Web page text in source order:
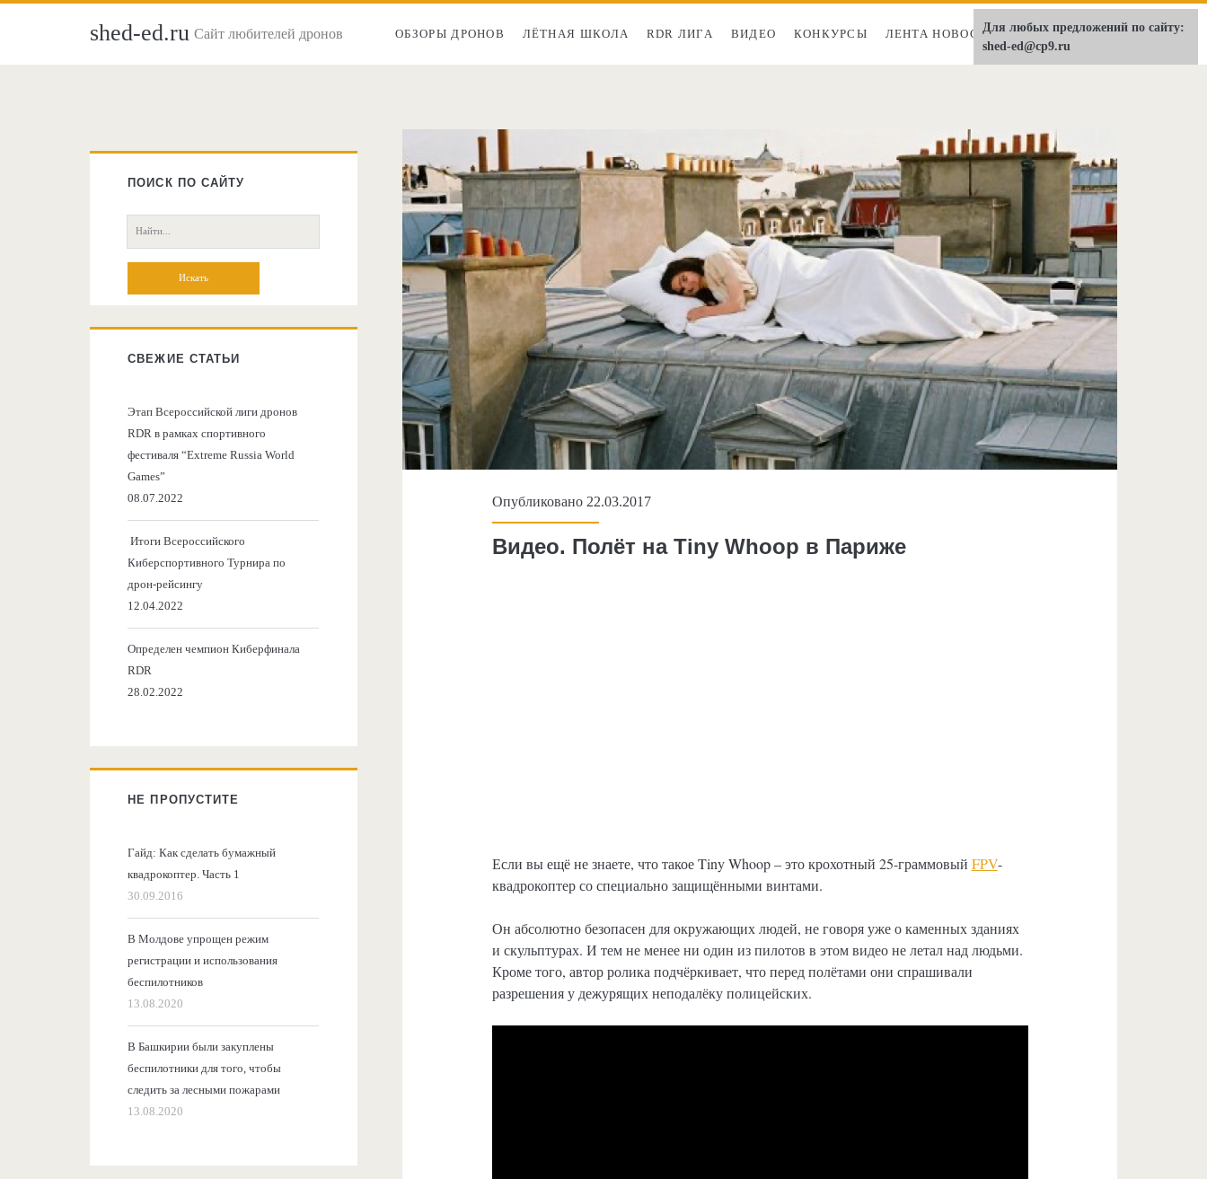
shed-ed.ru Сайт любителей дронов ОБЗОРЫ ДРОНОВ ЛЁТНАЯ ШКОЛА RDR ЛИГА ВИДЕО КОНКУРСЫ ЛЕНТА НОВОСТЕЙ О НАС
Опубликовано 22.03.2017
Видео. Полёт на Tiny Whoop в Париже
Если вы ещё не знаете, что такое Tiny Whoop – это крохотный 25-граммовый FPV-
квадрокоптер со специально защищёнными винтами.
Он абсолютно безопасен для окружающих людей, не говоря уже о каменных зданиях
и скульптурах. И тем не менее ни один из пилотов в этом видео не летал над людьми.
Кроме того, автор ролика подчёркивает, что перед полётами они спрашивали
разрешения у дежурящих неподалёку полицейских.
Главная
боковая
колонка
ПОИСК ПО САЙТУ
Поиск:
СВЕЖИЕ СТАТЬИ
Этап Всероссийской лиги дронов
RDR в рамках спортивного
фестиваля “Extreme Russia World
Games”
08.07.2022
Итоги Всероссийского
Киберспортивного Турнира по
дрон-рейсингу
12.04.2022
Определен чемпион Киберфинала
RDR
28.02.2022
НЕ ПРОПУСТИТЕ
Гайд: Как сделать бумажный
квадрокоптер. Часть 1
30.09.2016
В Молдове упрощен режим
регистрации и использования
беспилотников
13.08.2020
В Башкирии были закуплены
беспилотники для того, чтобы
следить за лесными пожарами
13.08.2020
Для любых предложений по сайту:
shed-ed@cp9.ru